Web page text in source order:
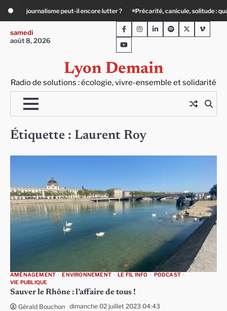
content
lutter ? Précarité, canicule, solitude : quand le lien social devient
samedi
août 8, 2026
Lyon Demain
Radio de solutions : écologie, vivre-ensemble et solidarité
FacebookInstagram
LinkedInSpotifyTwitterViméo
Youtube
Étiquette : Laurent Roy
AMÉNAGEMENT ENVIRONNEMENT LE FIL INFO
PODCAST
VIE PUBLIQUE
Sauver le Rhône : l’affaire de tous !
Gérald Bouchon dimanche 02 juillet 2023 04:43